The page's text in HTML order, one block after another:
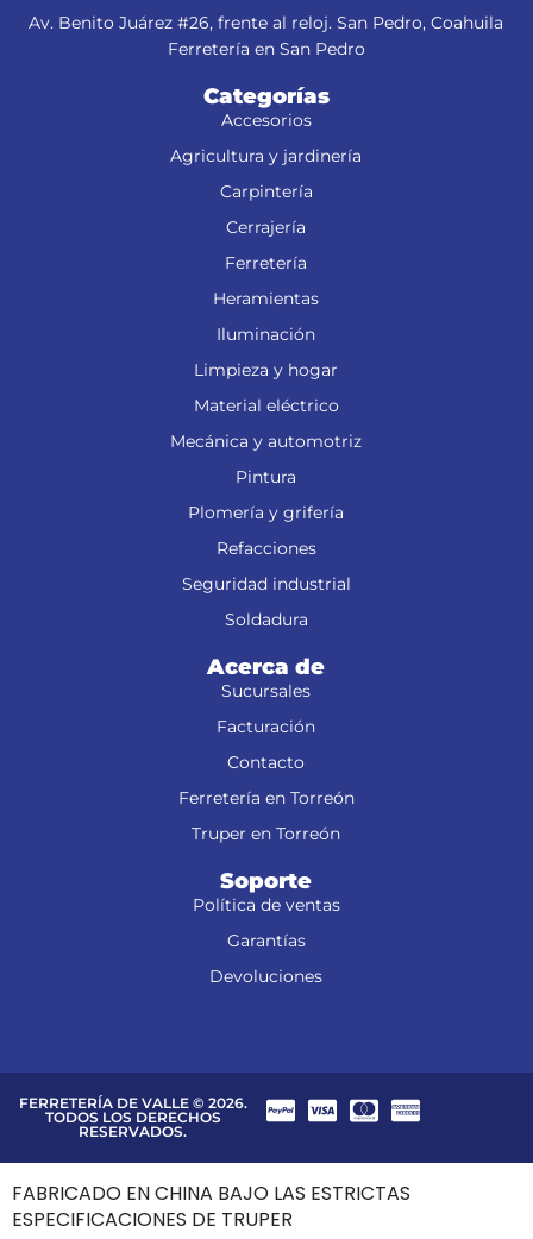
Av. Benito Juárez #26, frente al reloj. San Pedro, Coahuila
Ferretería en San Pedro
Categorías
Accesorios
Agricultura y jardinería
Carpintería
Cerrajería
Ferretería
Heramientas
Iluminación
Limpieza y hogar
Material eléctrico
Mecánica y automotriz
Pintura
Plomería y grifería
Refacciones
Seguridad industrial
Soldadura
Acerca de
Sucursales
Facturación
Contacto
Ferretería en Torreón
Truper en Torreón
Soporte
Política de ventas
Garantías
Devoluciones
FERRETERÍA DE VALLE © 2026.
TODOS LOS DERECHOS
RESERVADOS.
FABRICADO EN CHINA BAJO LAS ESTRICTAS
ESPECIFICACIONES DE TRUPER